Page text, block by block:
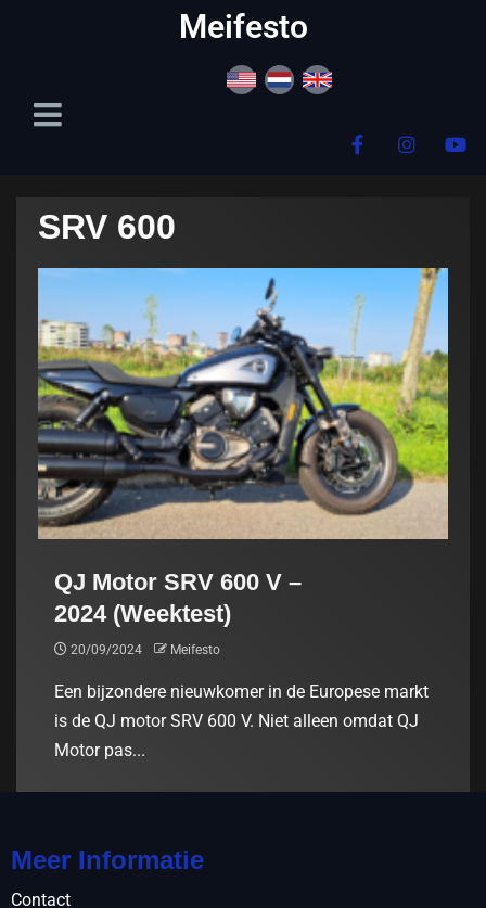
Meifesto
SRV 600
QJ Motor SRV 600 V –
2024 (Weektest)
20/09/2024 Meifesto
Een bijzondere nieuwkomer in de Europese markt
is de QJ motor SRV 600 V. Niet alleen omdat QJ
Motor pas...
Meer Informatie
Contact